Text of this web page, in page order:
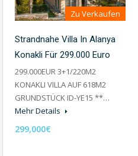
Zu Verkaufen
Strandnahe Villa In Alanya
Konakli Für 299.000 Euro
299.000EUR 3+1/220M2
KONAKLI VILLA AUF 618M2
GRUNDSTÜCK ID-YE15 **…
Mehr Details
299,000€